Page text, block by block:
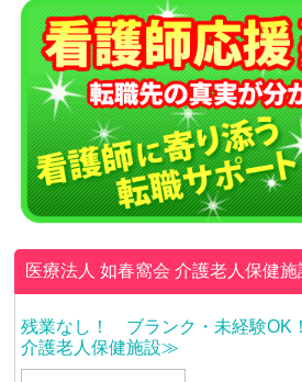
医療法人 如春窩会介護老人保健
残業なし！ ブランク・未経験
介護老人保健施設≫